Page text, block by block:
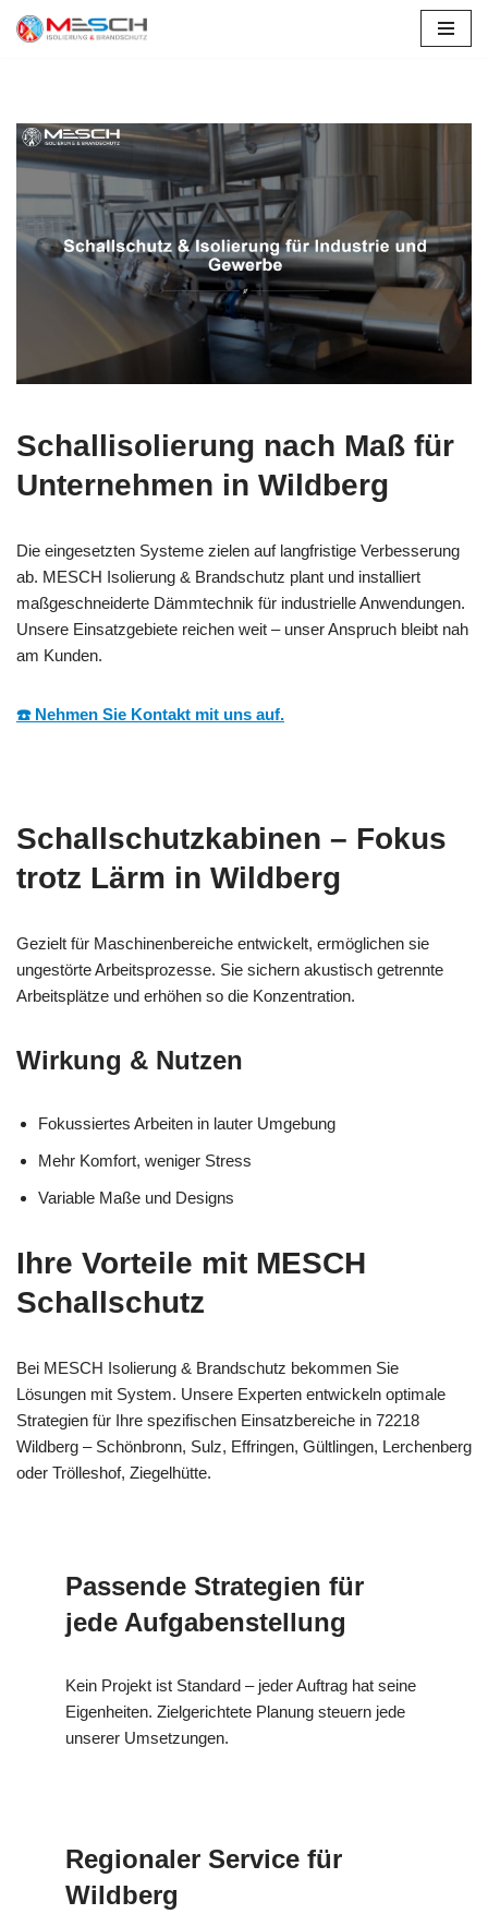
Schallisolierung nach Maß für
Unternehmen in Wildberg
Die eingesetzten Systeme zielen auf langfristige Verbesserung
ab. MESCH Isolierung & Brandschutz plant und installiert
maßgeschneiderte Dämmtechnik für industrielle Anwendungen.
Unsere Einsatzgebiete reichen weit – unser Anspruch bleibt nah
am Kunden.
☎️ Nehmen Sie Kontakt mit uns auf.
Schallschutzkabinen – Fokus
trotz Lärm in Wildberg
Gezielt für Maschinenbereiche entwickelt, ermöglichen sie
ungestörte Arbeitsprozesse. Sie sichern akustisch getrennte
Arbeitsplätze und erhöhen so die Konzentration.
Wirkung & Nutzen
Fokussiertes Arbeiten in lauter Umgebung
Mehr Komfort, weniger Stress
Variable Maße und Designs
Ihre Vorteile mit MESCH
Schallschutz
Bei MESCH Isolierung & Brandschutz bekommen Sie
Lösungen mit System. Unsere Experten entwickeln optimale
Strategien für Ihre spezifischen Einsatzbereiche in 72218
Wildberg – Schönbronn, Sulz, Effringen, Gültlingen, Lerchenberg
oder Trölleshof, Ziegelhütte.
Passende Strategien für
jede Aufgabenstellung
Kein Projekt ist Standard – jeder Auftrag hat seine
Eigenheiten. Zielgerichtete Planung steuern jede
unserer Umsetzungen.
Regionaler Service für
Wildberg